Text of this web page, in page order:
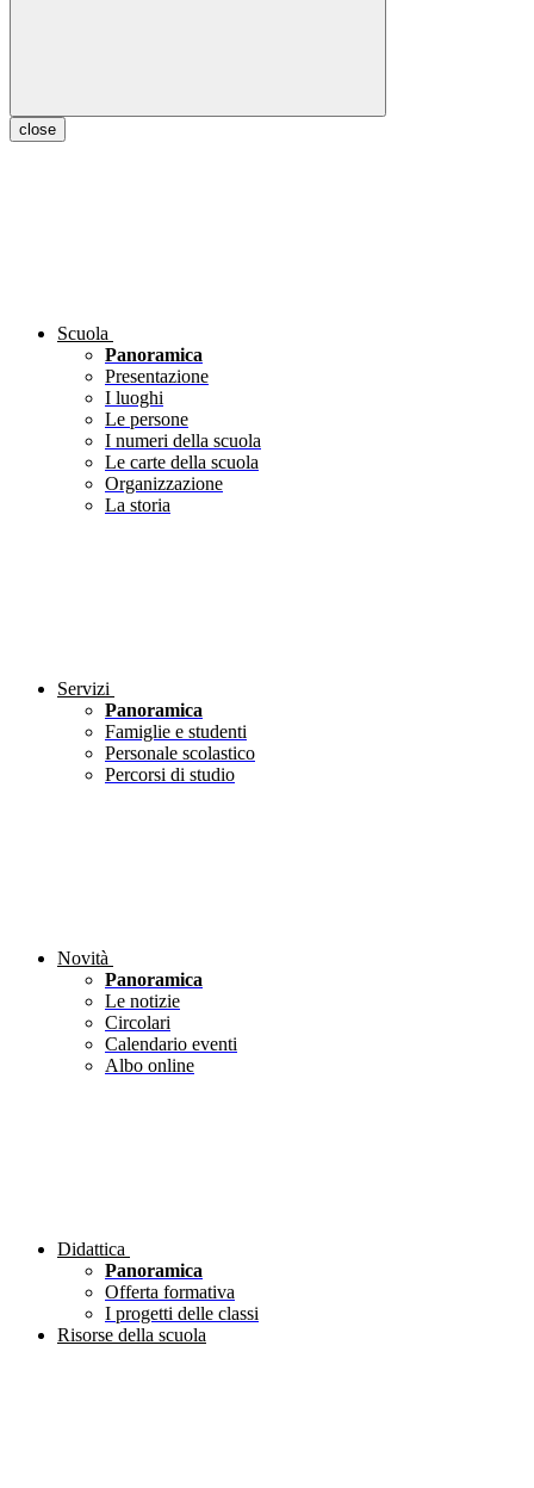
close
Scuola
Panoramica
Presentazione
I luoghi
Le persone
I numeri della scuola
Le carte della scuola
Organizzazione
La storia
Servizi
Panoramica
Famiglie e studenti
Personale scolastico
Percorsi di studio
Novità
Panoramica
Le notizie
Circolari
Calendario eventi
Albo online
Didattica
Panoramica
Offerta formativa
I progetti delle classi
Risorse della scuola